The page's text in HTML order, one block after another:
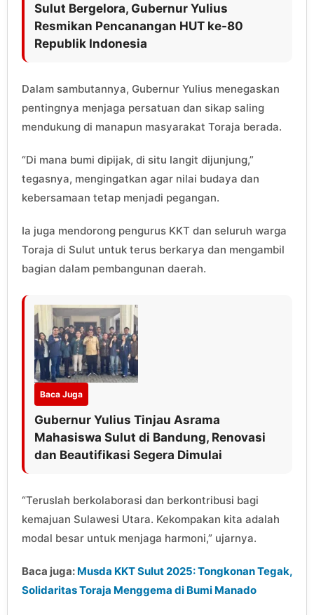
Sulut Bergelora, Gubernur Yulius
Resmikan Pencanangan HUT ke-80
Republik Indonesia
Dalam sambutannya, Gubernur Yulius menegaskan
pentingnya menjaga persatuan dan sikap saling
mendukung di manapun masyarakat Toraja berada.
“Di mana bumi dipijak, di situ langit dijunjung,”
tegasnya, mengingatkan agar nilai budaya dan
kebersamaan tetap menjadi pegangan.
Ia juga mendorong pengurus KKT dan seluruh warga
Toraja di Sulut untuk terus berkarya dan mengambil
bagian dalam pembangunan daerah.
Baca Juga
Gubernur Yulius Tinjau Asrama
Mahasiswa Sulut di Bandung, Renovasi
dan Beautifikasi Segera Dimulai
“Teruslah berkolaborasi dan berkontribusi bagi
kemajuan Sulawesi Utara. Kekompakan kita adalah
modal besar untuk menjaga harmoni,” ujarnya.
Baca juga: Musda KKT Sulut 2025: Tongkonan Tegak,
Solidaritas Toraja Menggema di Bumi Manado